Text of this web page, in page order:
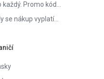
Promo kód…
se nákup vyplatí…